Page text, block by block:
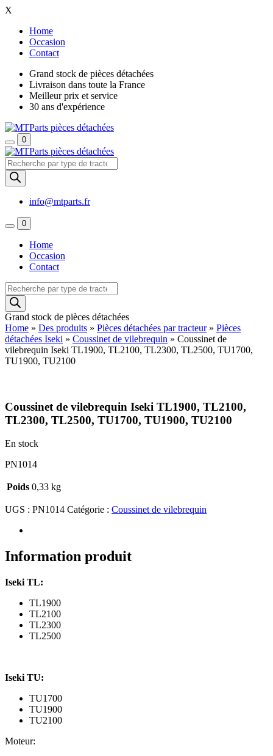
X
Home
Occasion
Contact
Grand stock de pièces détachées
Livraison dans toute la France
Meilleur prix et service
30 ans d'expérience
0
Recherche
de
produits
info@mtparts.fr
0
Home
Occasion
Contact
Recherche
de
produits
Grand stock de pièces détachées
Home » Des produits » Pièces détachées par tracteur» Pièces
détachées Iseki » Coussinet de vilebrequin » Coussinet de
vilebrequin Iseki TL1900, TL2100, TL2300, TL2500, TU1700,
TU1900, TU2100
Coussinet de vilebrequin Iseki TL1900, TL2100,
TL2300, TL2500, TU1700, TU1900, TU2100
En stock
PN1014
Poids 0,33 kg
UGS : PN1014 Catégorie : Coussinet de vilebrequin
Information produit
Iseki TL:
TL1900
TL2100
TL2300
TL2500
Iseki TU:
TU1700
TU1900
TU2100
Moteur: